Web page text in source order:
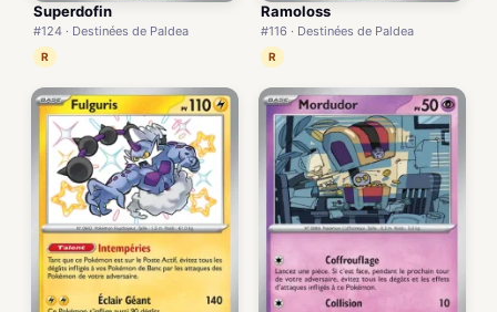
Superdofin
#124 · Destinées de Paldea
R
Ramoloss
#116 · Destinées de Paldea
R